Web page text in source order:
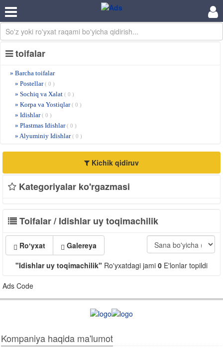
toifalar
» Barcha toifalar
» Postellar( 0 )
» Sochiq va Xalat ( 0 )
» Korpa va Yostiqlar( 0 )
» Idishlar( 0 )
» Plastmas Idishlar( 0 )
» Alyuminiy Idishlar( 0 )
Kichik qidiruv
Kategoriyalar ko'rgazmasi
Toifalar / Idishlar uy toqimachilik
Roʻyxat
Galereya
"Idishlar uy toqimachilik" Ro'yxatdagi jami 0 E'lonlar topildi
Ads Code
Kompaniya haqida ma'lumot